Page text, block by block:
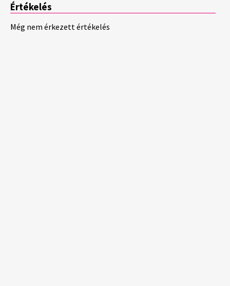
Értékelés
Még nem érkezett értékelés